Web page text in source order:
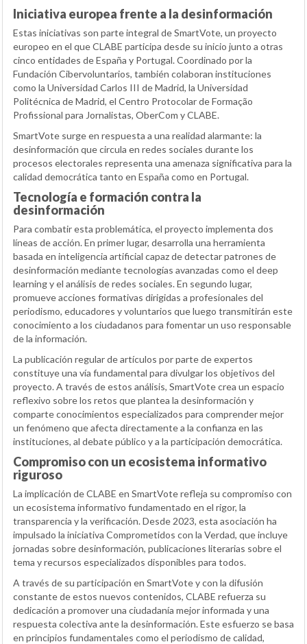
Iniciativa europea frente a la desinformación
Estas iniciativas son parte integral de SmartVote, un proyecto
europeo en el que CLABE participa desde su inicio junto a otras
cinco entidades de España y Portugal. Coordinado por la
Fundación Cibervoluntarios, también colaboran instituciones
como la Universidad Carlos III de Madrid, la Universidad
Politécnica de Madrid, el Centro Protocolar de Formação
Profissional para Jornalistas, OberCom y CLABE.
SmartVote surge en respuesta a una realidad alarmante: la
desinformación que circula en redes sociales durante los
procesos electorales representa una amenaza significativa para la
calidad democrática tanto en España como en Portugal.
Tecnología e formación contra la
desinformación
Para combatir esta problemática, el proyecto implementa dos
líneas de acción. En primer lugar, desarrolla una herramienta
basada en inteligencia artificial capaz de detectar patrones de
desinformación mediante tecnologías avanzadas como el deep
learning y el análisis de redes sociales. En segundo lugar,
promueve acciones formativas dirigidas a profesionales del
periodismo, educadores y voluntarios que luego transmitirán este
conocimiento a los ciudadanos para fomentar un uso responsable
de la información.
La publicación regular de artículos por parte de expertos
constituye una vía fundamental para divulgar los objetivos del
proyecto. A través de estos análisis, SmartVote crea un espacio
reflexivo sobre los retos que plantea la desinformación y
comparte conocimientos especializados para comprender mejor
un fenómeno que afecta directamente a la confianza en las
instituciones, al debate público y a la participación democrática.
Compromiso con un ecosistema informativo
riguroso
La implicación de CLABE en SmartVote refleja su compromiso con
un ecosistema informativo fundamentado en el rigor, la
transparencia y la verificación. Desde 2023, esta asociación ha
impulsado la iniciativa Comprometidos con la Verdad, que incluye
jornadas sobre desinformación, publicaciones literarias sobre el
tema y recursos especializados disponibles para todos.
A través de su participación en SmartVote y con la difusión
constante de estos nuevos contenidos, CLABE refuerza su
dedicación a promover una ciudadanía mejor informada y una
respuesta colectiva ante la desinformación. Este esfuerzo se basa
en principios fundamentales como el periodismo de calidad,